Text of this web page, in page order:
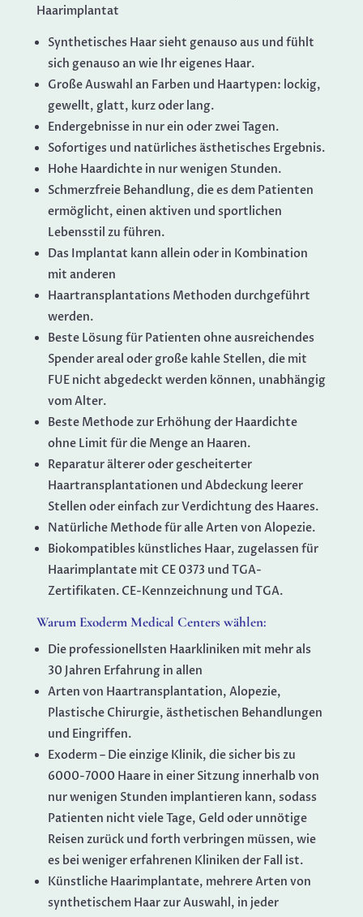
Haarimplantat
Synthetisches Haar sieht genauso aus und fühlt
sich genauso an wie Ihr eigenes Haar.
Große Auswahl an Farben und Haartypen: lockig,
gewellt, glatt, kurz oder lang.
Endergebnisse in nur ein oder zwei Tagen.
Sofortiges und natürliches ästhetisches Ergebnis.
Hohe Haardichte in nur wenigen Stunden.
Schmerzfreie Behandlung, die es dem Patienten
ermöglicht, einen aktiven und sportlichen
Lebensstil zu führen.
Das Implantat kann allein oder in Kombination
mit anderen
Haartransplantations Methoden durchgeführt
werden.
Beste Lösung für Patienten ohne ausreichendes
Spender areal oder große kahle Stellen, die mit
FUE nicht abgedeckt werden können, unabhängig
vom Alter.
Beste Methode zur Erhöhung der Haardichte
ohne Limit für die Menge an Haaren.
Reparatur älterer oder gescheiterter
Haartransplantationen und Abdeckung leerer
Stellen oder einfach zur Verdichtung des Haares.
Natürliche Methode für alle Arten von Alopezie.
Biokompatibles künstliches Haar, zugelassen für
Haarimplantate mit CE 0373 und TGA-
Zertifikaten. CE-Kennzeichnung und TGA.
Warum Exoderm Medical Centers wählen:
Die professionellsten Haarkliniken mit mehr als
30 Jahren Erfahrung in allen
Arten von Haartransplantation, Alopezie,
Plastische Chirurgie, ästhetischen Behandlungen
und Eingriffen.
Exoderm – Die einzige Klinik, die sicher bis zu
6000-7000 Haare in einer Sitzung innerhalb von
nur wenigen Stunden implantieren kann, sodass
Patienten nicht viele Tage, Geld oder unnötige
Reisen zurück und forth verbringen müssen, wie
es bei weniger erfahrenen Kliniken der Fall ist.
Künstliche Haarimplantate, mehrere Arten von
synthetischem Haar zur Auswahl, in jeder